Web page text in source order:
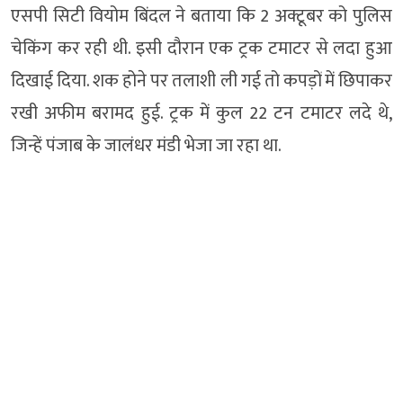
एसपी सिटी वियोम बिंदल ने बताया कि 2 अक्टूबर को पुलिस
चेकिंग कर रही थी. इसी दौरान एक ट्रक टमाटर से लदा हुआ
दिखाई दिया. शक होने पर तलाशी ली गई तो कपड़ों में छिपाकर
रखी अफीम बरामद हुई. ट्रक में कुल 22 टन टमाटर लदे थे,
जिन्हें पंजाब के जालंधर मंडी भेजा जा रहा था.